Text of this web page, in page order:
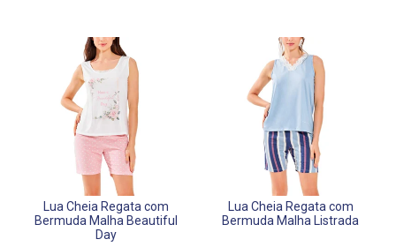
Lua Cheia Regata com
Bermuda Malha Beautiful
Day
Lua Cheia Regata com
Bermuda Malha Listrada